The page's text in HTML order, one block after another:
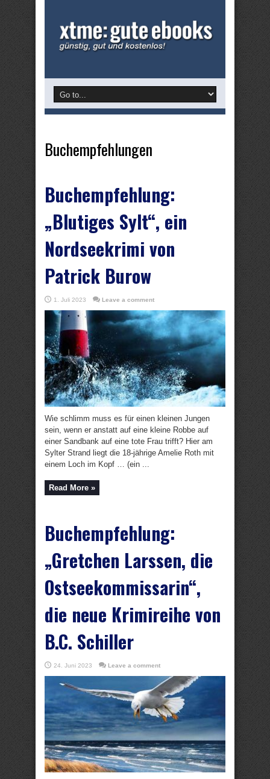
Buchempfehlungen
Buchempfehlung:
„Blutiges Sylt“, ein
Nordseekrimi von
Patrick Burow
1. Juli 2023 Leave a comment
Wie schlimm muss es für einen kleinen Jungen
sein, wenn er anstatt auf eine kleine Robbe auf
einer Sandbank auf eine tote Frau trifft? Hier am
Sylter Strand liegt die 18-jährige Amelie Roth mit
einem Loch im Kopf … (ein ...
Read More »
Buchempfehlung:
„Gretchen Larssen, die
Ostseekommissarin“,
die neue Krimireihe von
B.C. Schiller
24. Juni 2023 Leave a comment